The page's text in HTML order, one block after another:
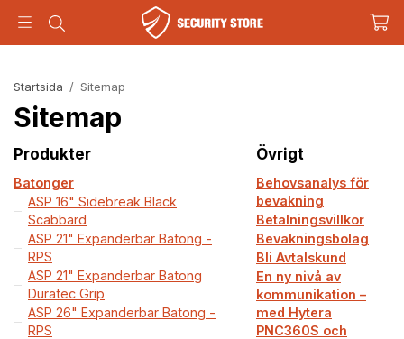
Startsida / Sitemap
Sitemap
Produkter
Batonger
ASP 16" Sidebreak Black
Scabbard
ASP 21" Expanderbar Batong -
RPS
ASP 21" Expanderbar Batong
Duratec Grip
ASP 26" Expanderbar Batong -
RPS
Övrigt
Behovsanalys för
bevakning
Betalningsvillkor
Bevakningsbolag
Bli Avtalskund
En ny nivå av
kommunikation –
med Hytera
PNC360S och